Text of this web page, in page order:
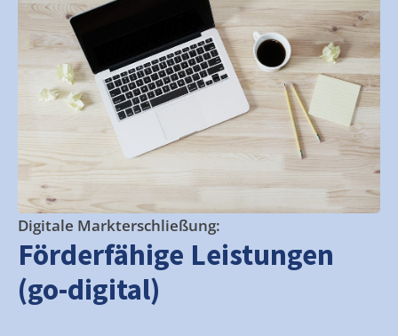
Digitale Markterschließung:
Förderfähige Leistungen
(go-digital)